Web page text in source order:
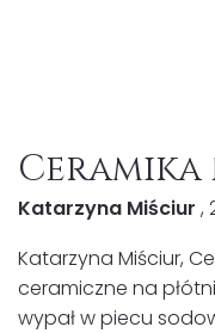
Katarzyna Miściur ,
Katarzyna Miściur,
ceramiczne na
wypał w piecu